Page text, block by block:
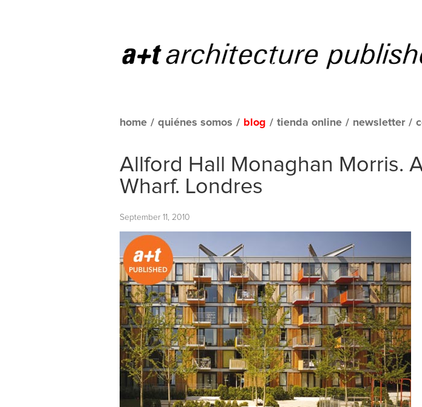
home / quiénes somos / blog / tienda online / newsletter /
Allford Hall Monaghan Morris.
Wharf. Londres
September 11, 2010